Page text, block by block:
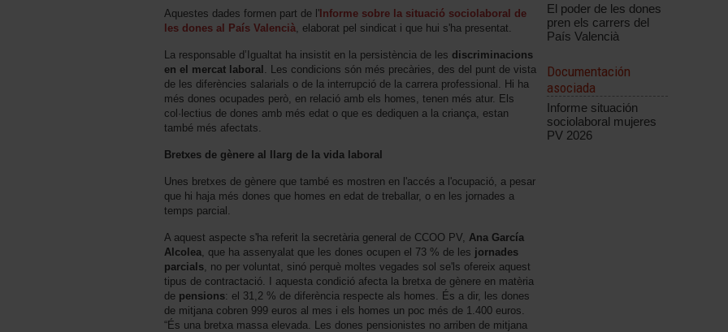
Aquestes dades formen part de l'Informe sobre la situació sociolaboral de
les dones al País Valencià , elaborat pel sindicat i que hui s'ha presentat.
La responsable d’Igualtat ha insistit en la persistència de les discriminacions
en el mercat laboral . Les condicions són més precàries, des del punt de vista
de les diferències salarials o de la interrupció de la carrera professional. Hi ha
més dones ocupades però, en relació amb els homes, tenen més atur. Els
col·lectius de dones amb més edat o que es dediquen a la criança, estan
també més afectats.
Bretxes de gènere al llarg de la vida laboral
Unes bretxes de gènere que també es mostren en l'accés a l'ocupació, a pesar
que hi haja més dones que homes en edat de treballar, o en les jornades a
temps parcial.
A aquest aspecte s'ha referit la secretària general de CCOO PV, Ana García
Alcolea , que ha assenyalat que les dones ocupen el 73 % de les jornades
parcials , no per voluntat, sinó perquè moltes vegades sol se'ls ofereix aquest
tipus de contractació. I aquesta condició afecta la bretxa de gènere en matèria
de pensions: el 31,2 % de diferència respecte als homes. És a dir, les dones
de mitjana cobren 999 euros al mes i els homes un poc més de 1.400 euros.
“És una bretxa massa elevada. Les dones pensionistes no arriben de mitjana
El poder de les dones
pren els carrers del
País Valencià
Documentación
asociada
Informe situación
sociolaboral mujeres
PV 2026